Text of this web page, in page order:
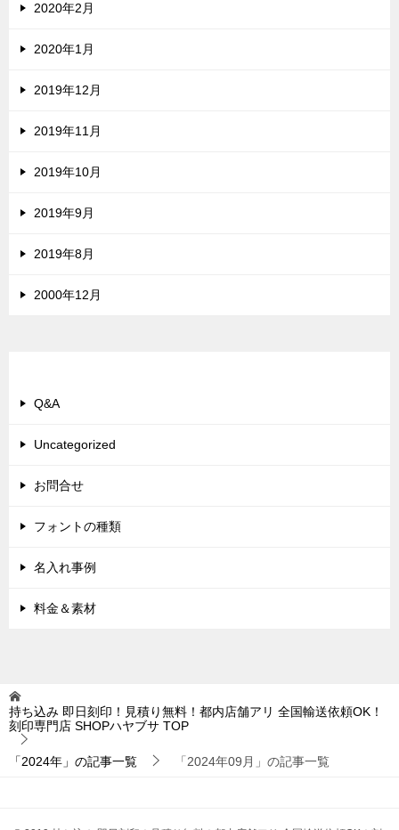
2020年2月
2020年1月
2019年12月
2019年11月
2019年10月
2019年9月
2019年8月
2000年12月
Q&A
Uncategorized
お問合せ
フォントの種類
名入れ事例
料金＆素材
持ち込み 即日刻印！見積り無料！都内店舗アリ 全国輸送依頼OK！
刻印専門店 SHOPハヤブサ TOP
「2024年」の記事一覧 「2024年09月」の記事一覧